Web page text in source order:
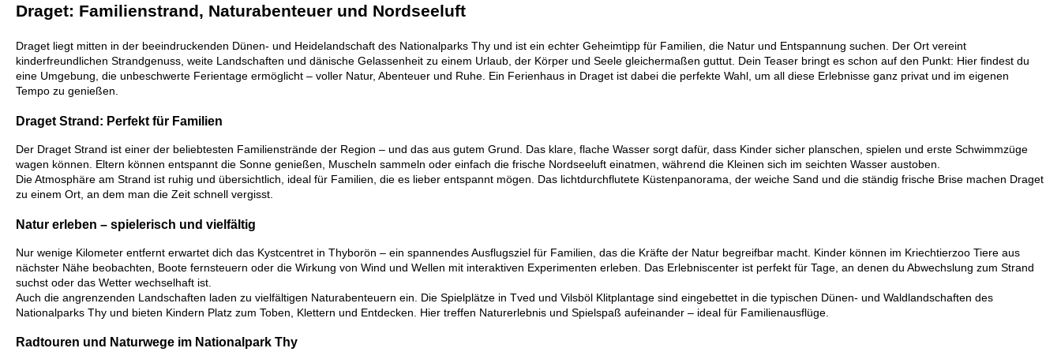
Draget: Familienstrand, Naturabenteuer und Nordseeluft
Draget liegt mitten in der beeindruckenden Dünen- und Heidelandschaft des Nationalparks Thy und ist ein echter Geheimtipp für Familien, die Natur und Entspannung suchen. Der Ort vereint
kinderfreundlichen Strandgenuss, weite Landschaften und dänische Gelassenheit zu einem Urlaub, der Körper und Seele gleichermaßen guttut. Dein Teaser bringt es schon auf den Punkt: Hier findest du
eine Umgebung, die unbeschwerte Ferientage ermöglicht – voller Natur, Abenteuer und Ruhe. Ein Ferienhaus in Draget ist dabei die perfekte Wahl, um all diese Erlebnisse ganz privat und im eigenen
Tempo zu genießen.
Draget Strand: Perfekt für Familien
Der Draget Strand ist einer der beliebtesten Familienstrände der Region – und das aus gutem Grund. Das klare, flache Wasser sorgt dafür, dass Kinder sicher planschen, spielen und erste Schwimmzüge
wagen können. Eltern können entspannt die Sonne genießen, Muscheln sammeln oder einfach die frische Nordseeluft einatmen, während die Kleinen sich im seichten Wasser austoben.
Die Atmosphäre am Strand ist ruhig und übersichtlich, ideal für Familien, die es lieber entspannt mögen. Das lichtdurchflutete Küstenpanorama, der weiche Sand und die ständig frische Brise machen Draget
zu einem Ort, an dem man die Zeit schnell vergisst.
Natur erleben – spielerisch und vielfältig
Nur wenige Kilometer entfernt erwartet dich das Kystcentret in Thyborön – ein spannendes Ausflugsziel für Familien, das die Kräfte der Natur begreifbar macht. Kinder können im Kriechtierzoo Tiere aus
nächster Nähe beobachten, Boote fernsteuern oder die Wirkung von Wind und Wellen mit interaktiven Experimenten erleben. Das Erlebniscenter ist perfekt für Tage, an denen du Abwechslung zum Strand
suchst oder das Wetter wechselhaft ist.
Auch die angrenzenden Landschaften laden zu vielfältigen Naturabenteuern ein. Die Spielplätze in Tved und Vilsböl Klitplantage sind eingebettet in die typischen Dünen- und Waldlandschaften des
Nationalparks Thy und bieten Kindern Platz zum Toben, Klettern und Entdecken. Hier treffen Naturerlebnis und Spielspaß aufeinander – ideal für Familienausflüge.
Radtouren und Naturwege im Nationalpark Thy